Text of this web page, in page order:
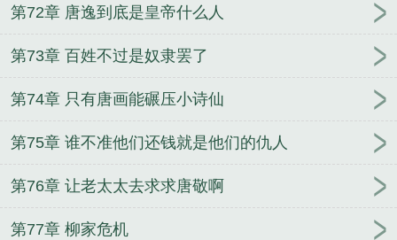
第72章 唐逸到底是皇帝什么人
第73章 百姓不过是奴隶罢了
第74章 只有唐画能碾压小诗仙
第75章 谁不准他们还钱就是他们的仇人
第76章 让老太太去求求唐敬啊
第77章 柳家危机